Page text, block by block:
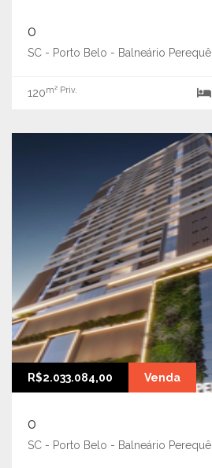
0
SC - Porto Belo - Balneário Perequê
120m² Priv.
R$2.033.084,00 Venda
0
SC - Porto Belo - Balneário Perequê